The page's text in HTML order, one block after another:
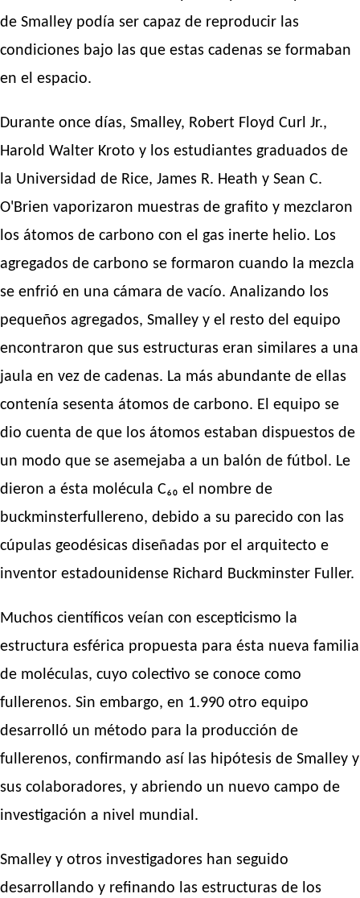
de Smalley podía ser capaz de reproducir las
condiciones bajo las que estas cadenas se formaban
en el espacio.
Durante once días, Smalley, Robert Floyd Curl Jr.,
Harold Walter Kroto y los estudiantes graduados de
la Universidad de Rice, James R. Heath y Sean C.
O'Brien vaporizaron muestras de grafito y mezclaron
los átomos de carbono con el gas inerte helio. Los
agregados de carbono se formaron cuando la mezcla
se enfrió en una cámara de vacío. Analizando los
pequeños agregados, Smalley y el resto del equipo
encontraron que sus estructuras eran similares a una
jaula en vez de cadenas. La más abundante de ellas
contenía sesenta átomos de carbono. El equipo se
dio cuenta de que los átomos estaban dispuestos de
un modo que se asemejaba a un balón de fútbol. Le
dieron a ésta molécula C₆₀ el nombre de
buckminsterfullereno, debido a su parecido con las
cúpulas geodésicas diseñadas por el arquitecto e
inventor estadounidense Richard Buckminster Fuller.
Muchos científicos veían con escepticismo la
estructura esférica propuesta para ésta nueva familia
de moléculas, cuyo colectivo se conoce como
fullerenos. Sin embargo, en 1.990 otro equipo
desarrolló un método para la producción de
fullerenos, confirmando así las hipótesis de Smalley y
sus colaboradores, y abriendo un nuevo campo de
investigación a nivel mundial.
Smalley y otros investigadores han seguido
desarrollando y refinando las estructuras de los